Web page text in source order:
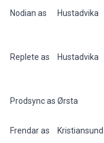
Nodian as Hustadvika
Replete as Hustadvika
Prodsync as Ørsta
Frendar as Kristiansund